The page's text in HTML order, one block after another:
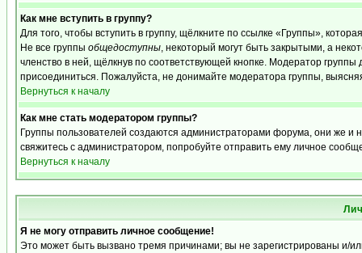
Как мне вступить в группу?
Для того, чтобы вступить в группу, щёлкните по ссылке «Группы»,
Не все группы общедоступны, некоторый могут быть закрытыми, а
членство в ней, щёлкнув по соответствующей кнопке. Модератор
присоединиться. Пожалуйста, не донимайте модератора группы,
Вернуться к началу
Как мне стать модератором группы?
Группы пользователей создаются администраторами форума, они же и
свяжитесь с администратором, попробуйте отправить ему личное
Вернуться к началу
Я не могу отправить личное сообщение!
Это может быть вызвано тремя причинами; вы не зарегистрированы и/